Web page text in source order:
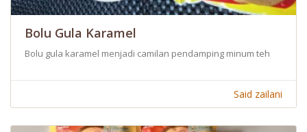
Bolu Gula Karamel
Bolu gula karamel menjadi camilan pendamping minum teh
Said zailani